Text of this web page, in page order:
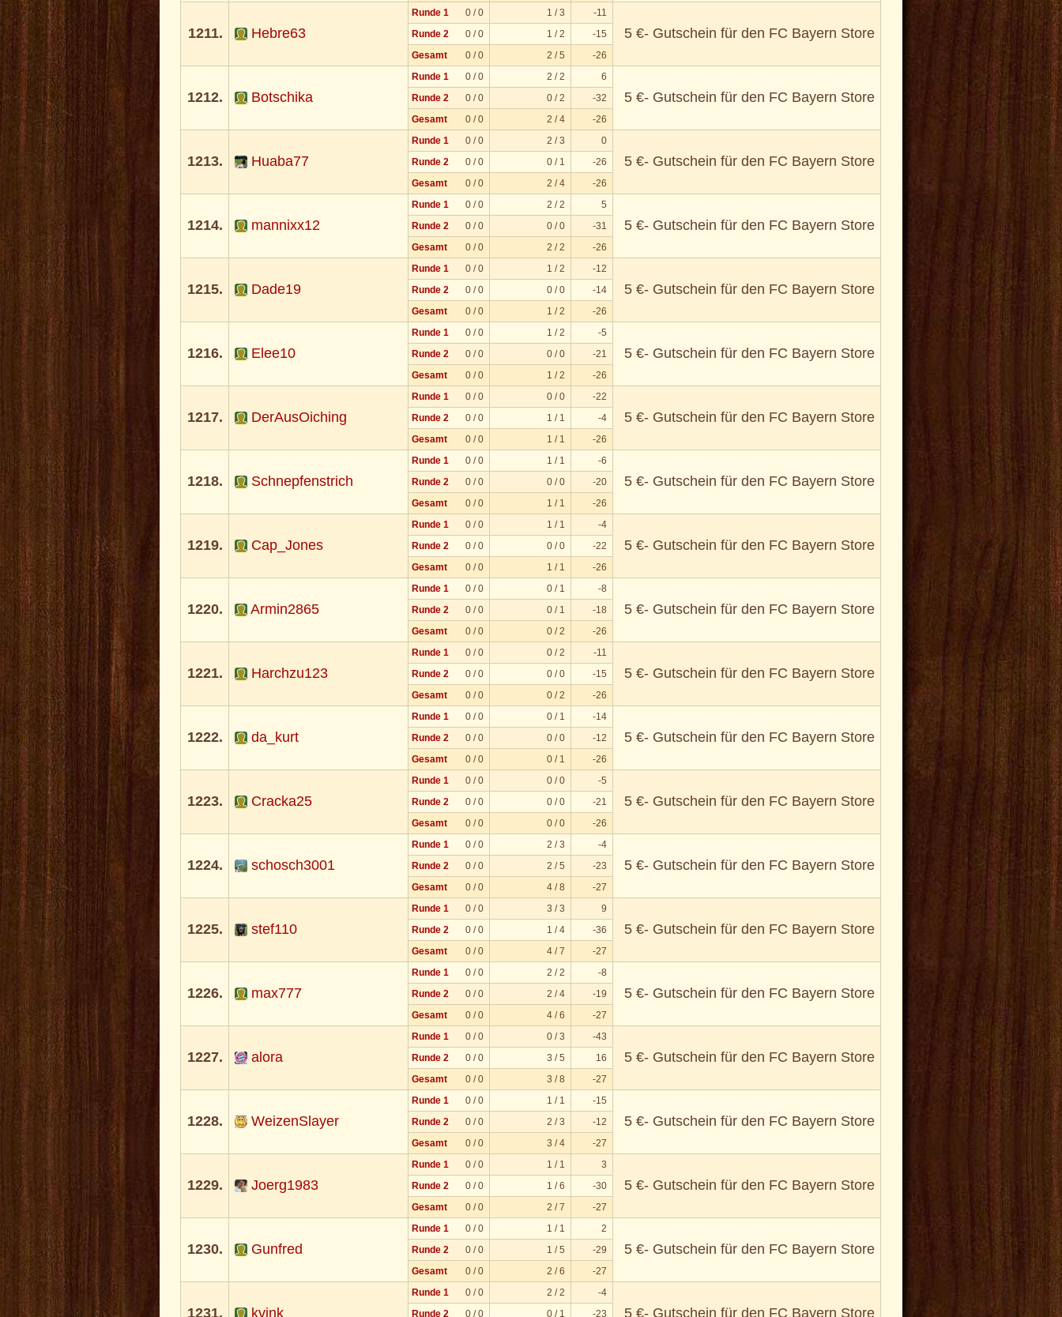
1211. Hebre63
Runde 1 0 / 0 1 / 3 -11
5 €- Gutschein für den FC Bayern Store
Runde 2 0 / 0 1 / 2
-15
Gesamt
0 / 0 2 / 5 -26
1212. Botschika
Runde 1 0 / 0 2 / 2 6
5 €- Gutschein für den FC Bayern Store
Runde 2 0 / 0 0 / 2
-32
Gesamt
0 / 0 2 / 4 -26
1213. Huaba77
Runde 1 0 / 0 2 / 3 0
5 €- Gutschein für den FC Bayern Store
Runde 2 0 / 0 0 / 1
-26
Gesamt
0 / 0 2 / 4 -26
1214. mannixx12
Runde 1 0 / 0 2 / 2 5
5 €- Gutschein für den FC Bayern Store
Runde 2 0 / 0 0 / 0
-31
Gesamt
0 / 0 2 / 2 -26
1215. Dade19
Runde 1 0 / 0 1 / 2 -12
5 €- Gutschein für den FC Bayern Store
Runde 2 0 / 0 0 / 0
-14
Gesamt
0 / 0 1 / 2 -26
1216. Elee10
Runde 1 0 / 0 1 / 2 -5
5 €- Gutschein für den FC Bayern Store
Runde 2 0 / 0 0 / 0
-21
Gesamt
0 / 0 1 / 2 -26
1217. DerAusOiching
Runde 1 0 / 0 0 / 0 -22
5 €- Gutschein für den FC Bayern Store
Runde 2 0 / 0 1 / 1
-4
Gesamt
0 / 0 1 / 1 -26
1218. Schnepfenstrich
Runde 1 0 / 0 1 / 1 -6
5 €- Gutschein für den FC Bayern Store
Runde 2 0 / 0 0 / 0
-20
Gesamt
0 / 0 1 / 1 -26
1219. Cap_Jones
Runde 1 0 / 0 1 / 1 -4
5 €- Gutschein für den FC Bayern Store
Runde 2 0 / 0 0 / 0
-22
Gesamt
0 / 0 1 / 1 -26
1220. Armin2865
Runde 1 0 / 0 0 / 1 -8
5 €- Gutschein für den FC Bayern Store
Runde 2 0 / 0 0 / 1
-18
Gesamt
0 / 0 0 / 2 -26
1221. Harchzu123
Runde 1 0 / 0 0 / 2 -11
5 €- Gutschein für den FC Bayern Store
Runde 2 0 / 0 0 / 0
-15
Gesamt
0 / 0 0 / 2 -26
1222. da_kurt
Runde 1 0 / 0 0 / 1 -14
5 €- Gutschein für den FC Bayern Store
Runde 2 0 / 0 0 / 0
-12
Gesamt
0 / 0 0 / 1 -26
1223. Cracka25
Runde 1 0 / 0 0 / 0 -5
5 €- Gutschein für den FC Bayern Store
Runde 2 0 / 0 0 / 0
-21
Gesamt
0 / 0 0 / 0 -26
1224. schosch3001
Runde 1 0 / 0 2 / 3 -4
5 €- Gutschein für den FC Bayern Store
Runde 2 0 / 0 2 / 5
-23
Gesamt
0 / 0 4 / 8 -27
1225. stef110
Runde 1 0 / 0 3 / 3 9
5 €- Gutschein für den FC Bayern Store
Runde 2 0 / 0 1 / 4
-36
Gesamt
0 / 0 4 / 7 -27
1226. max777
Runde 1 0 / 0 2 / 2 -8
5 €- Gutschein für den FC Bayern Store
Runde 2 0 / 0 2 / 4
-19
Gesamt
0 / 0 4 / 6 -27
1227. alora
Runde 1 0 / 0 0 / 3 -43
5 €- Gutschein für den FC Bayern Store
Runde 2 0 / 0 3 / 5
16
Gesamt
0 / 0 3 / 8 -27
1228. WeizenSlayer
Runde 1 0 / 0 1 / 1 -15
5 €- Gutschein für den FC Bayern Store
Runde 2 0 / 0 2 / 3
-12
Gesamt
0 / 0 3 / 4 -27
1229. Joerg1983
Runde 1 0 / 0 1 / 1 3
5 €- Gutschein für den FC Bayern Store
Runde 2 0 / 0 1 / 6
-30
Gesamt
0 / 0 2 / 7 -27
1230. Gunfred
Runde 1 0 / 0 1 / 1 2
5 €- Gutschein für den FC Bayern Store
Runde 2 0 / 0 1 / 5
-29
Gesamt
0 / 0 2 / 6 -27
1231. kvink
Runde 1 0 / 0 2 / 2 -4
5 €- Gutschein für den FC Bayern Store
Runde 2 0 / 0 0 / 1 -23